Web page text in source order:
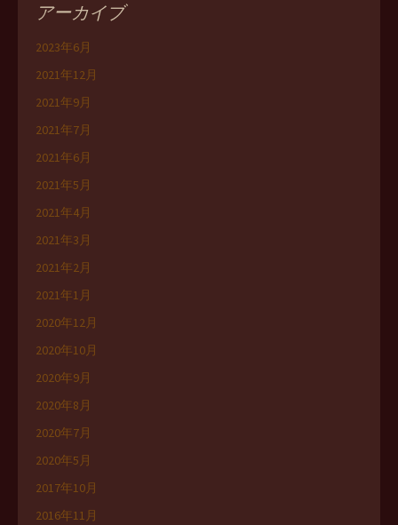
アーカイブ
2023年6月
2021年12月
2021年9月
2021年7月
2021年6月
2021年5月
2021年4月
2021年3月
2021年2月
2021年1月
2020年12月
2020年10月
2020年9月
2020年8月
2020年7月
2020年5月
2017年10月
2016年11月